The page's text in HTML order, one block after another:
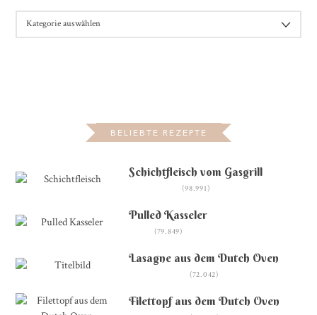
BELIEBTE REZEPTE
Schichtfleisch vom Gasgrill
(98.991)
Pulled Kasseler
(79.849)
Lasagne aus dem Dutch Oven
(72.042)
Filettopf aus dem Dutch Oven